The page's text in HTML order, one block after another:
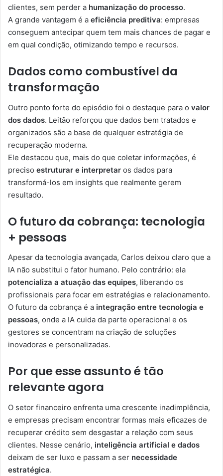
clientes, sem perder a humanização do processo.
A grande vantagem é a eficiência preditiva: empresas
conseguem antecipar quem tem mais chances de pagar e
em qual condição, otimizando tempo e recursos.
Dados como combustível da
transformação
Outro ponto forte do episódio foi o destaque para o valor
dos dados. Leitão reforçou que dados bem tratados e
organizados são a base de qualquer estratégia de
recuperação moderna.
Ele destacou que, mais do que coletar informações, é
preciso estruturar e interpretar os dados para
transformá-los em insights que realmente gerem
resultado.
O futuro da cobrança: tecnologia
+ pessoas
Apesar da tecnologia avançada, Carlos deixou claro que a
IA não substitui o fator humano. Pelo contrário: ela
potencializa a atuação das equipes, liberando os
profissionais para focar em estratégias e relacionamento.
O futuro da cobrança é a integração entre tecnologia e
pessoas, onde a IA cuida da parte operacional e os
gestores se concentram na criação de soluções
inovadoras e personalizadas.
Por que esse assunto é tão
relevante agora
O setor financeiro enfrenta uma crescente inadimplência,
e empresas precisam encontrar formas mais eficazes de
recuperar crédito sem desgastar a relação com seus
clientes. Nesse cenário, inteligência artificial e dados
deixam de ser luxo e passam a ser necessidade
estratégica.